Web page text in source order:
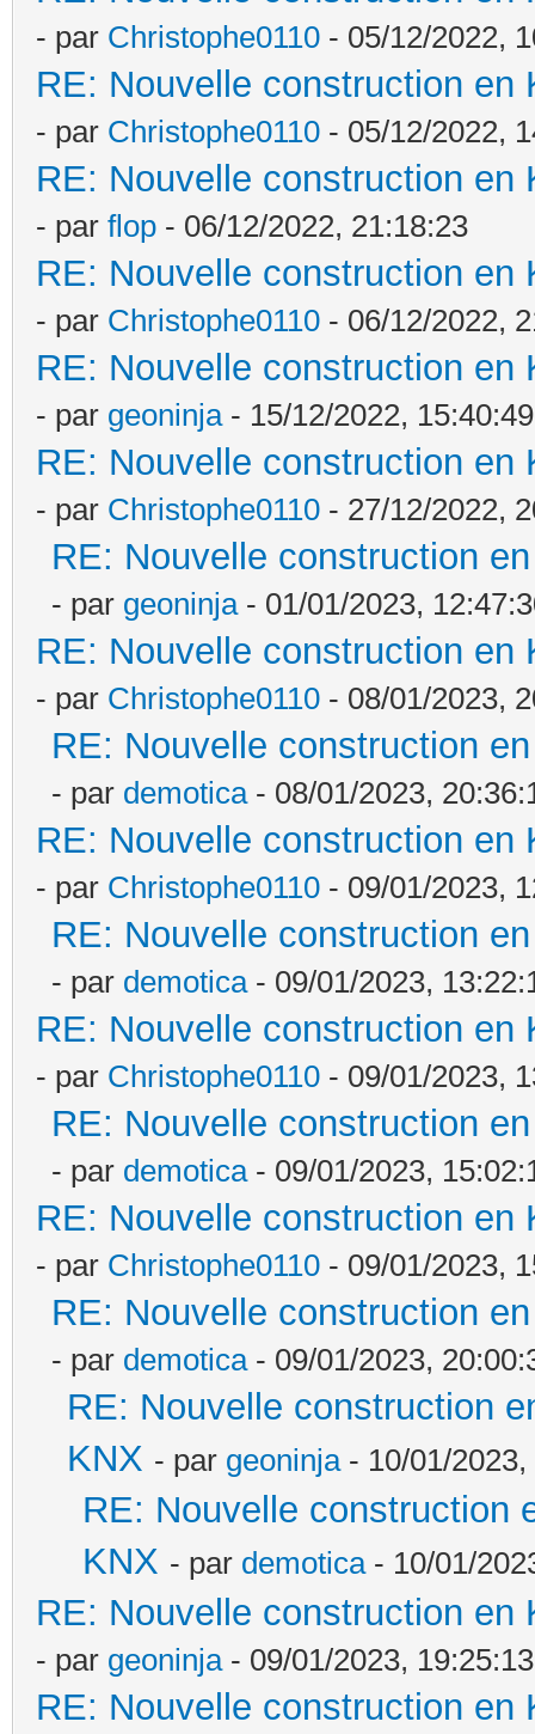
- par Christophe0110 - 05/12/2022,
RE: Nouvelle construction
- par Christophe0110 - 05/12/2022,
RE: Nouvelle construction
- par flop - 06/12/2022, 21:18:23
RE: Nouvelle construction
- par Christophe0110 - 06/12/2022,
RE: Nouvelle construction
- par geoninja- 15/12/2022, 15:40:49
RE: Nouvelle construction
- par Christophe0110 - 27/12/2022,
RE: Nouvelle construction
- par geoninja- 01/01/2023,
RE: Nouvelle construction
- par Christophe0110 - 08/01/2023,
RE: Nouvelle construction
- par demotica- 08/01/2023,
RE: Nouvelle construction
- par Christophe0110 - 09/01/2023,
RE: Nouvelle construction
- par demotica- 09/01/2023,
RE: Nouvelle construction
- par Christophe0110 - 09/01/2023,
RE: Nouvelle construction
- par demotica- 09/01/2023,
RE: Nouvelle construction
- par Christophe0110 - 09/01/2023,
RE: Nouvelle construction
- par demotica- 09/01/2023,
RE: Nouvelle construction
KNX - par geoninja- 10/01/2023,
RE: Nouvelle construction
KNX - par demotica- 10/01/
RE: Nouvelle construction
- par geoninja- 09/01/2023, 19:25:13
RE: Nouvelle construction